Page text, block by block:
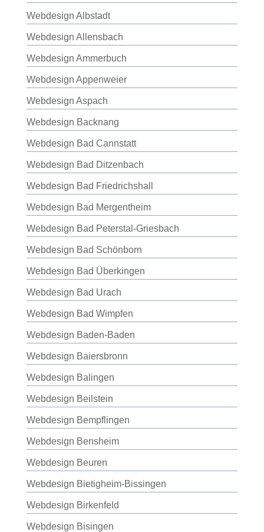
Webdesign Albstadt
Webdesign Allensbach
Webdesign Ammerbuch
Webdesign Appenweier
Webdesign Aspach
Webdesign Backnang
Webdesign Bad Cannstatt
Webdesign Bad Ditzenbach
Webdesign Bad Friedrichshall
Webdesign Bad Mergentheim
Webdesign Bad Peterstal-Griesbach
Webdesign Bad Schönborn
Webdesign Bad Überkingen
Webdesign Bad Urach
Webdesign Bad Wimpfen
Webdesign Baden-Baden
Webdesign Baiersbronn
Webdesign Balingen
Webdesign Beilstein
Webdesign Bempflingen
Webdesign Bensheim
Webdesign Beuren
Webdesign Bietigheim-Bissingen
Webdesign Birkenfeld
Webdesign Bisingen